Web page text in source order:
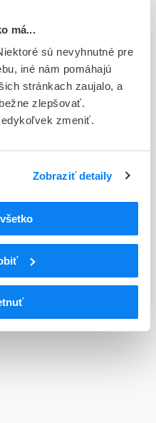
má...
sú nevyhnutné pre
iné nám pomáhajú
stránkach zaujalo, a
zlepšovať.
zmeniť.
Zobraziť detaily
platnosti
TUBERKULOSTATIK)
SYSTÉMOVÉ POUŽITIE
POUŽITIE